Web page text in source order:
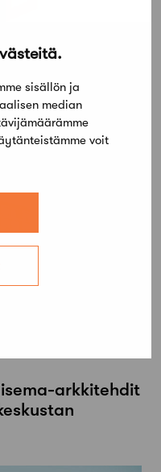
sisällön ja
median
voit
kilpailujen
nyt
arkkitehdit